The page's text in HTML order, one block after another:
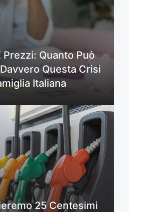
Prezzi: Quanto Può
Questa Crisi
Italiana
25 Centesimi